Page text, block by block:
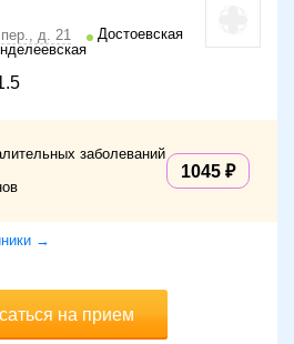
д. 21
Достоевская
заболеваний
1045
→
на прием